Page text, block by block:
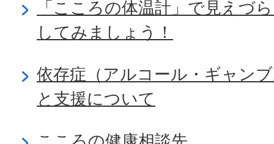
「こころの体温計」で見えづ
してみましょう！
依存症（アルコール・ギャン
と支援について